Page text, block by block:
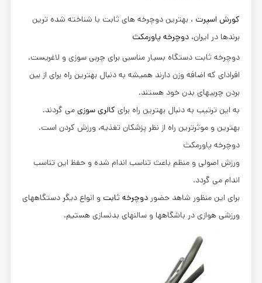
کورش اسپرت ، بهترین دوچرخه های ثابت با شناخته شده ترین
برندها در ایران، دوچرخه پاورمكث
دوچرخه ثابت دستگاه بسیار مناسبی برای چربی سوزی و لاغریست.
افرادای که اضافه وزن دارند همیشه به دنبال بهترین راه برای از بین
بردن چربیهای بدن خود هستند.
به این ترتیب به دنبال بهترین راه برای کالری سوزیمی گردند.
بهترین و موثرترین راه از نظر پزشکان تغذیه، ورزش کردن است.
دوچرخه پاورمكث
ورزش اصولی و منظم باعث تناسب اندام شده و حفظ این تناسب
اندام می گردد.
برای این منظور شاهد حضور دوچرخه ثابت و انواع دیگر دستگاههای
ورزشی هوازی در باشگاهها و سالنهای بدنسازی هستیم.